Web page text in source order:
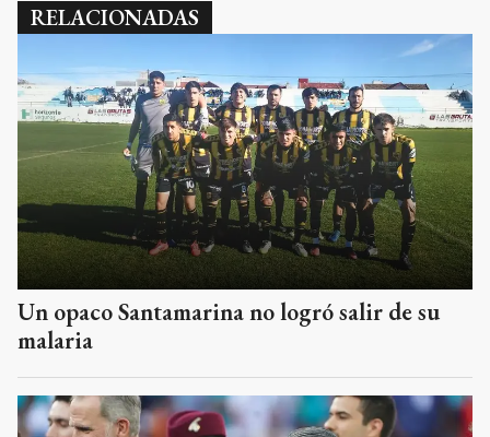
RELACIONADAS
Un opaco Santamarina no logró salir de su
malaria